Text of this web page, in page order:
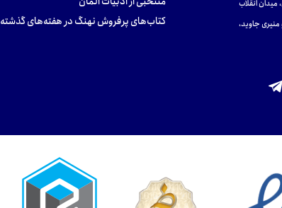
میدان انقلاب
منیری جاوید،
کتاب‌های پرفروش نهنگ در هفته‌های گذشته